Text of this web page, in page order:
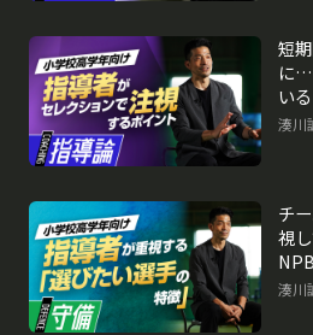
短
に…
い
た
湊川
チ
視
り
湊川